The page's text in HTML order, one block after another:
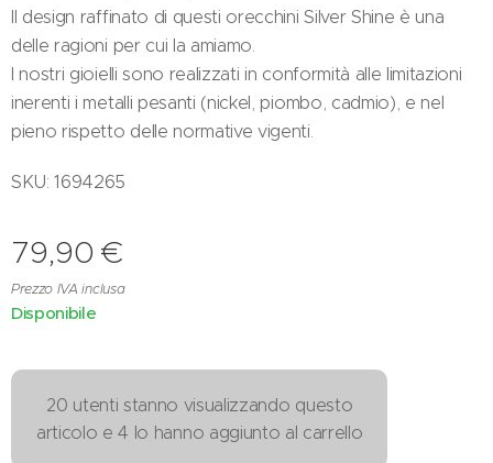
Il design raffinato di questi orecchini Silver Shine è una
delle ragioni per cui la amiamo.
I nostri gioielli sono realizzati in conformità alle limitazioni
inerenti i metalli pesanti (nickel, piombo, cadmio), e nel
pieno rispetto delle normative vigenti.
SKU: 1694265
79,90 €
Prezzo IVA inclusa
Disponibile
20 utenti stanno visualizzando questo
articolo e 4 lo hanno aggiunto al carrello